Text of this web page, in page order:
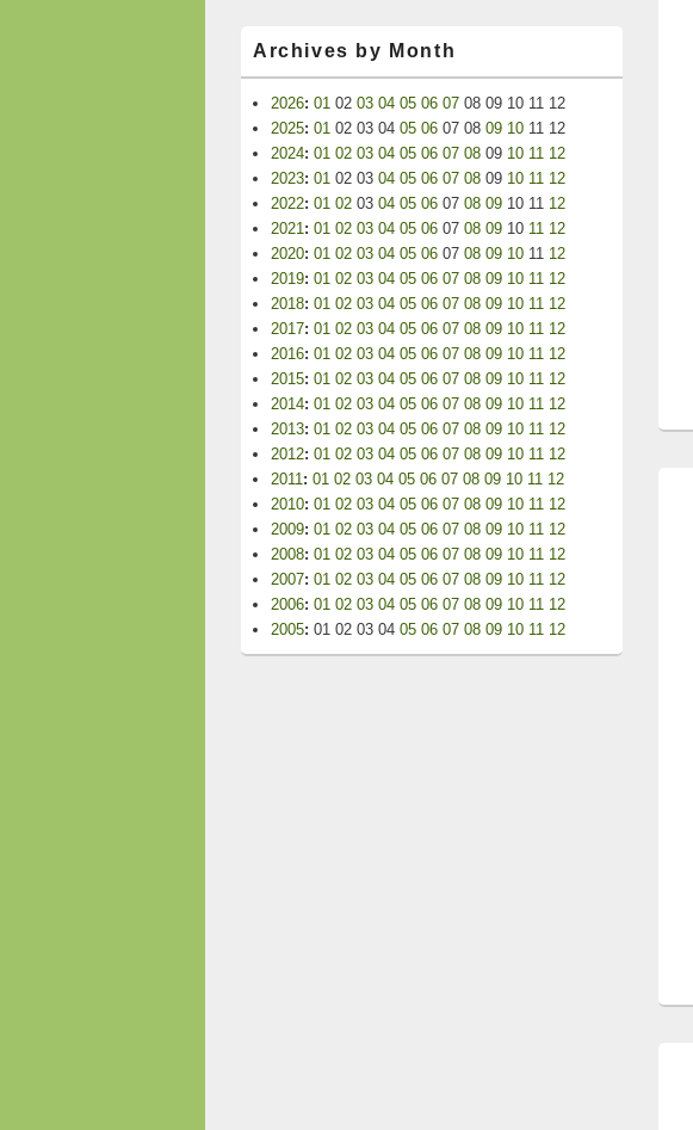
Archives by Month
2026: 01 02 03 04 05 06 07 08 09 10 11 12
2025: 01 02 03 04 05 06 07 08 09 10 11 12
2024: 01 02 03 04 05 06 07 08 09 10 11 12
2023: 01 02 03 04 05 06 07 08 09 10 11 12
2022: 01 02 03 04 05 06 07 08 09 10 11 12
2021: 01 02 03 04 05 06 07 08 09 10 11 12
2020: 01 02 03 04 05 06 07 08 09 10 11 12
2019: 01 02 03 04 05 06 07 08 09 10 11 12
2018: 01 02 03 04 05 06 07 08 09 10 11 12
2017: 01 02 03 04 05 06 07 08 09 10 11 12
2016: 01 02 03 04 05 06 07 08 09 10 11 12
2015: 01 02 03 04 05 06 07 08 09 10 11 12
2014: 01 02 03 04 05 06 07 08 09 10 11 12
2013: 01 02 03 04 05 06 07 08 09 10 11 12
2012: 01 02 03 04 05 06 07 08 09 10 11 12
2011: 01 02 03 04 05 06 07 08 09 10 11 12
2010: 01 02 03 04 05 06 07 08 09 10 11 12
2009: 01 02 03 04 05 06 07 08 09 10 11 12
2008: 01 02 03 04 05 06 07 08 09 10 11 12
2007: 01 02 03 04 05 06 07 08 09 10 11 12
2006: 01 02 03 04 05 06 07 08 09 10 11 12
2005: 01 02 03 04 05 06 07 08 09 10 11 12